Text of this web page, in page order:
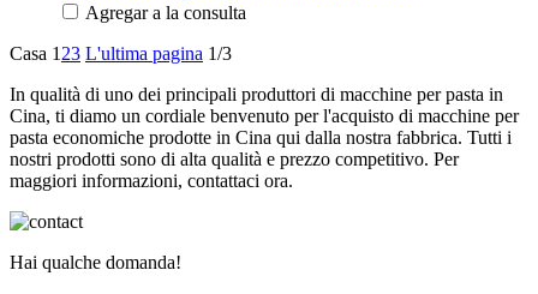
Agregar a la consulta
Casa 1 23 L'ultima pagina 1/3
In qualità di uno dei principali produttori di macchine per pasta in
Cina, ti diamo un cordiale benvenuto per l'acquisto di macchine per
pasta economiche prodotte in Cina qui dalla nostra fabbrica. Tutti i
nostri prodotti sono di alta qualità e prezzo competitivo. Per
maggiori informazioni, contattaci ora.
Hai qualche domanda!